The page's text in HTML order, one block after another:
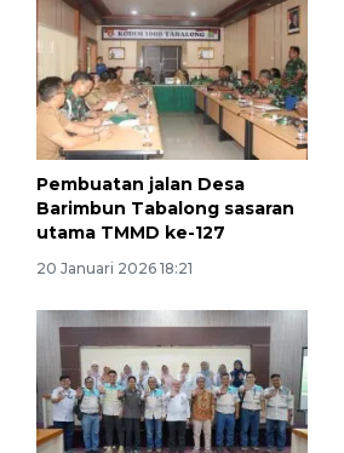
Pembuatan jalan Desa
Barimbun Tabalong sasaran
utama TMMD ke-127
20 Januari 2026 18:21